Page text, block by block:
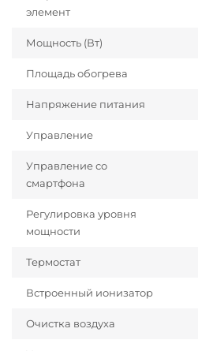
элемент
Мощность (Вт)
Площадь обогрева
Напряжение питания
Управление
Управление со
смартфона
Регулировка уровня
мощности
Термостат
Встроенный ионизатор
Очистка воздуха